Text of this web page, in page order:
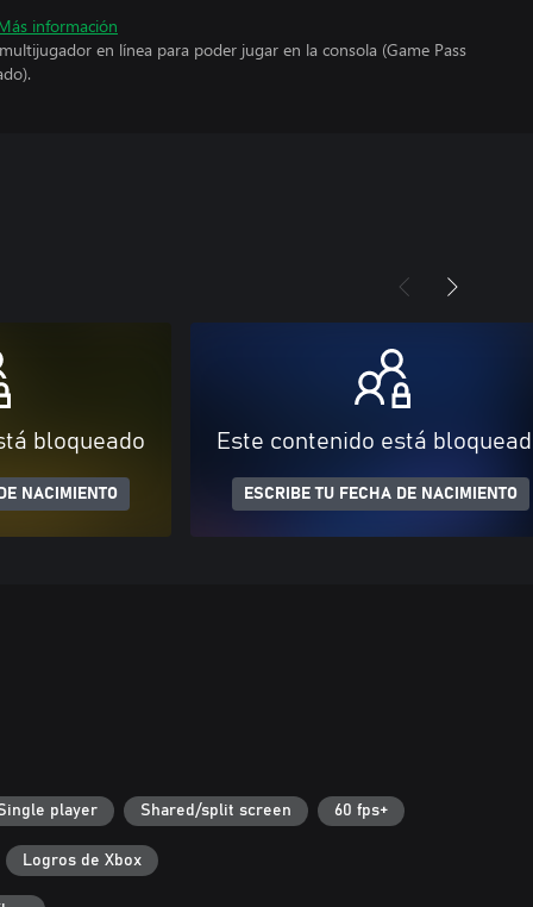
información
en línea para poder jugar en la consola (Game Pass
bloqueado
NACIMIENTO
Este contenido está
ESCRIBE TU FECHA DE NACIMIENTO
player Shared/split screen 60 fps+
Logros de Xbox